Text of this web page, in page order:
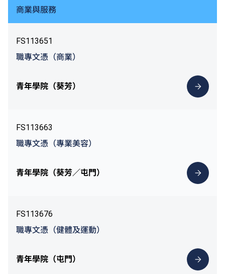
商業與服務
FS113651
職專文憑（商業）
青年學院（葵芳）
FS113663
職專文憑（專業美容）
青年學院（葵芳／屯門）
FS113676
職專文憑（健體及運動）
青年學院（屯門）